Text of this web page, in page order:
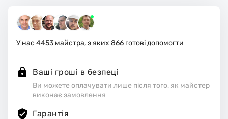
авці стежать за чистотою та прибирають робоче місце.
У нас 4453 майстра, з яких 866 готові допомогти
Ваші гроші в безпеці
Ви можете оплачувати лише після того, як майстер
виконає замовлення
Гарантія